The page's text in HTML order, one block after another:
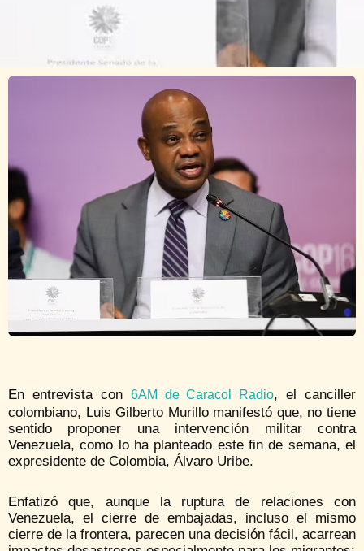
En entrevista con 6AM de Caracol Radio, el canciller
colombiano, Luis Gilberto Murillo manifestó que, no tiene
sentido proponer una intervención militar contra
Venezuela, como lo ha planteado este fin de semana, el
expresidente de Colombia, Álvaro Uribe.
Enfatizó que, aunque la ruptura de relaciones con
Venezuela, el cierre de embajadas, incluso el mismo
cierre de la frontera, parecen una decisión fácil, acarrean